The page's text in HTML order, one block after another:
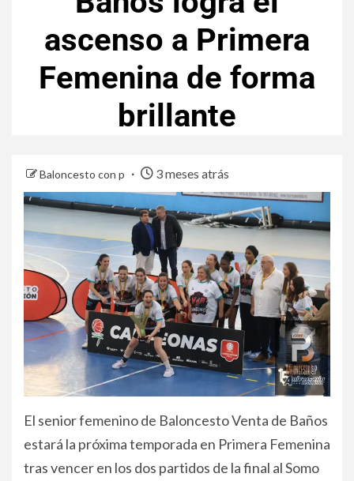
ascenso a Primera
Femenina de forma
brillante
Baloncesto con p 3 meses atrás
El senior femenino de Baloncesto Venta de Baños
estará la próxima temporada en Primera Femenina
tras vencer en los dos partidos de la final al Somo